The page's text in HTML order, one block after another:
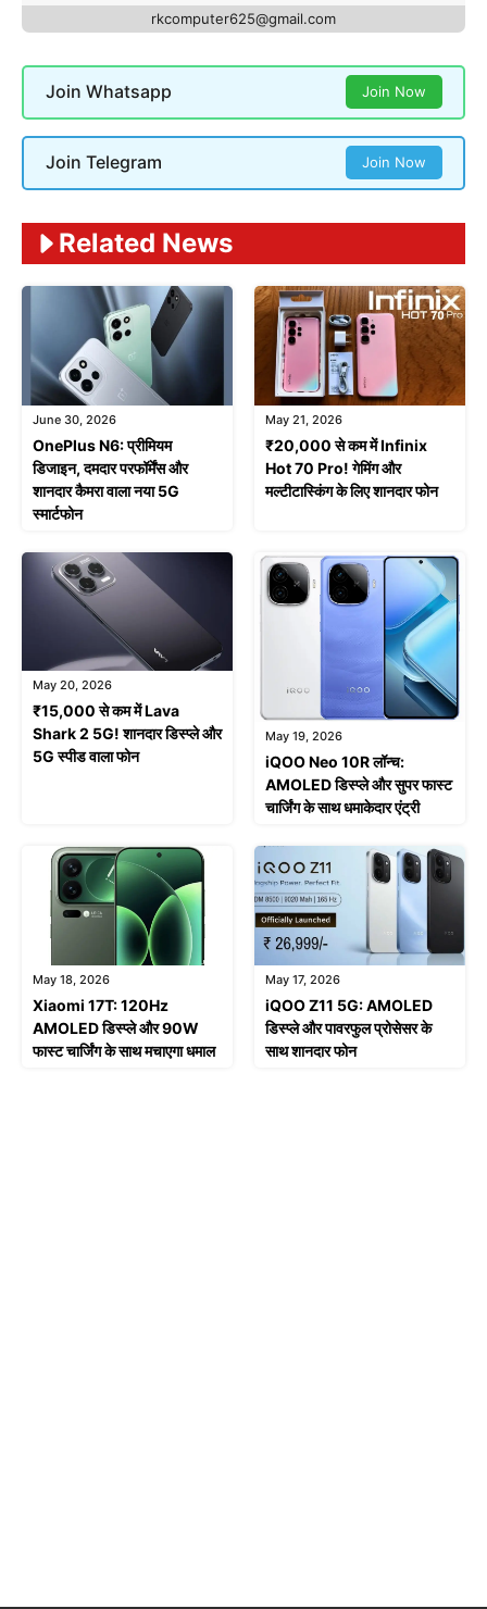
rkcomputer625@gmail.com
Join Whatsapp Join Now
Join Telegram Join Now
Related News
June 30, 2026
OnePlus N6: प्रीमियम
डिजाइन, दमदार परफॉर्मेंस और
शानदार कैमरा वाला नया 5G
स्मार्टफोन
May 21, 2026
₹20,000 से कम में Infinix
Hot 70 Pro! गेमिंग और
मल्टीटास्किंग के लिए शानदार फोन
May 20, 2026
₹15,000 से कम में Lava
Shark 2 5G! शानदार डिस्प्ले और
5G स्पीड वाला फोन
May 19, 2026
iQOO Neo 10R लॉन्च:
AMOLED डिस्प्ले और सुपर फास्ट
चार्जिंग के साथ धमाकेदार एंट्री
May 18, 2026
Xiaomi 17T: 120Hz
AMOLED डिस्प्ले और 90W
फास्ट चार्जिंग के साथ मचाएगा धमाल
May 17, 2026
iQOO Z11 5G: AMOLED
डिस्प्ले और पावरफुल प्रोसेसर के
साथ शानदार फोन